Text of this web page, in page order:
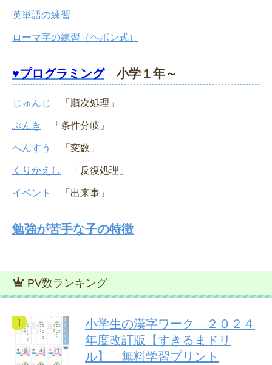
英単語の練習
ローマ字の練習（ヘボン式）
♥プログラミング小学１年～
じゅんじ 「順次処理」
ぶんき 「条件分岐」
へんすう 「変数」
くりかえし 「反復処理」
イベント 「出来事」
勉強が苦手な子の特徴
PV数ランキング
小学生の漢字ワーク ２０２４
年度改訂版【すきるまドリ
ル】 無料学習プリント